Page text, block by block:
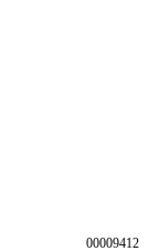
00009412